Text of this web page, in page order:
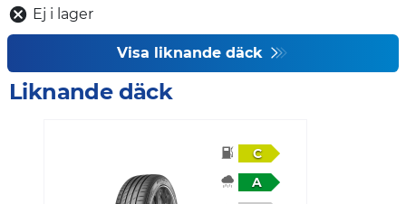
Ej i lager
Visa liknande däck
Liknande däck
C
A